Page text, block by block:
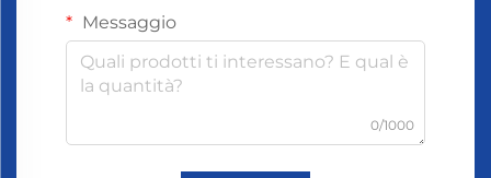
Messaggio
0/1000